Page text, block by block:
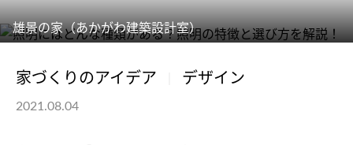
雄景の家（あかがわ建築設計室）
家づくりのアイデア デザイン
2021.08.04